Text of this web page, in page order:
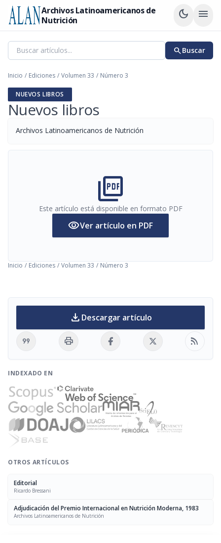
Archivos Latinoamericanos de
Nutrición
dark_mode menu
searchBuscar
Inicio / Ediciones / Volumen 33 / Número 3
NUEVOS LIBROS
Nuevos libros
Archivos Latinoamericanos de Nutrición
picture_as_pdf
Este artículo está disponible en formato PDF
visibilityVer artículo en PDF
Inicio / Ediciones / Volumen 33 / Número 3
download Descargar artículo
format_quote print rss_feed
INDEXADO EN
OTROS ARTÍCULOS
Editorial
Ricardo Bressani
Adjudicación del Premio Internacional en Nutrición Moderna, 1983
Archivos Latinoamericanos de Nutrición